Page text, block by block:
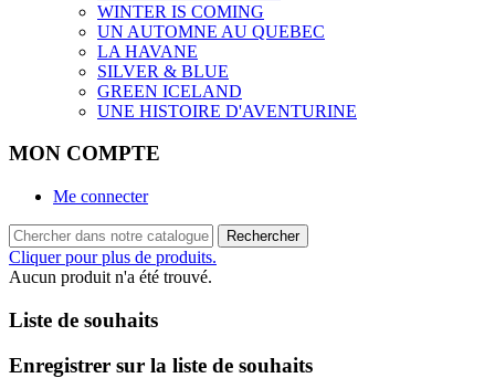
WINTER IS COMING
UN AUTOMNE AU QUEBEC
LA HAVANE
SILVER & BLUE
GREEN ICELAND
UNE HISTOIRE D'AVENTURINE
MON COMPTE
Me connecter
Rechercher
Cliquer pour plus de produits.
Aucun produit n'a été trouvé.
Liste de souhaits
Enregistrer sur la liste de souhaits